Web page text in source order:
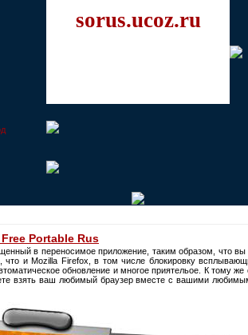
sorus.ucoz.ru
Portable Rus
в переносимое приложение, таким образом, что
и Mozilla Firefox, в том числе блокировку
обновление и многое приятельое. К тому
взять ваш любимый браузер вместе с вашими